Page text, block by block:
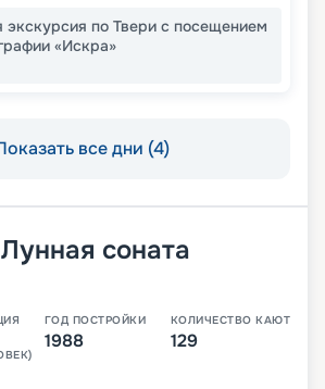
экскурсия по Твери с посещением
«Искра»
все дни (4)
Лунная соната
ГОД ПОСТРОЙКИ
1988
КОЛИЧЕСТВО КАЮТ
129